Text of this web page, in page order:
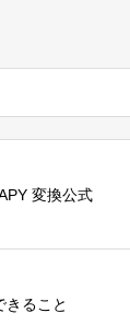
変換公式
きること